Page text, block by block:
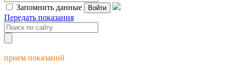
Запомнить данные Войти
Передать показания
прием показаний